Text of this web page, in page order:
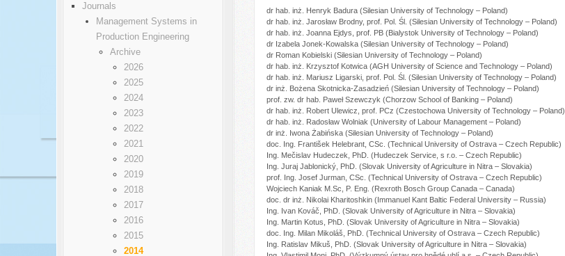
Journals
Management Systems in
Production Engineering
Archive
2026
2025
2024
2023
2022
2021
2020
2019
2018
2017
2016
2015
2014
dr hab. inż. Henryk Badura (Silesian University of Technology – Poland)
dr hab. inż. Jarosław Brodny, prof. Pol. Śl. (Silesian University of Technology – Poland)
dr hab. inż. Joanna Ejdys, prof. PB (Bialystok University of Technology – Poland)
dr Izabela Jonek-Kowalska (Silesian University of Technology – Poland)
dr Roman Kobielski (Silesian University of Technology – Poland)
dr hab. inż. Krzysztof Kotwica (AGH University of Science and Technology – Poland)
dr hab. inż. Mariusz Ligarski, prof. Pol. Śl. (Silesian University of Technology – Poland)
dr inż. Bożena Skotnicka-Zasadzień (Silesian University of Technology – Poland)
prof. zw. dr hab. Paweł Szewczyk (Chorzow School of Banking – Poland)
dr hab. inż. Robert Ulewicz, prof. PCz (Czestochowa University of Technology – Poland)
dr hab. inż. Radosław Wolniak (University of Labour Management – Poland)
dr inż. Iwona Żabińska (Silesian University of Technology – Poland)
doc. Ing. František Helebrant, CSc. (Technical University of Ostrava – Czech Republic)
Ing. Mečislav Hudeczek, PhD. (Hudeczek Service, s r.o. – Czech Republic)
Ing. Juraj Jablonický, PhD. (Slovak University of Agriculture in Nitra – Slovakia)
prof. Ing. Josef Jurman, CSc. (Technical University of Ostrava – Czech Republic)
Wojciech Kaniak M.Sc, P. Eng. (Rexroth Bosch Group Canada – Canada)
doc. dr inż. Nikolai Kharitoshkin (Immanuel Kant Baltic Federal University – Russia)
Ing. Ivan Kováč, PhD. (Slovak University of Agriculture in Nitra – Slovakia)
Ing. Martin Kotus, PhD. (Slovak University of Agriculture in Nitra – Slovakia)
doc. Ing. Milan Mikoláš, PhD. (Technical University of Ostrava – Czech Republic)
Ing. Ratislav Mikuš, PhD. (Slovak University of Agriculture in Nitra – Slovakia)